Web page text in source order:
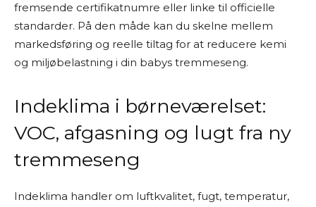
fremsende certifikatnumre eller linke til officielle
standarder. På den måde kan du skelne mellem
markedsføring og reelle tiltag for at reducere kemi
og miljøbelastning i din babys tremmeseng.
Indeklima i børneværelset:
VOC, afgasning og lugt fra ny
tremmeseng
Indeklima handler om luftkvalitet, fugt, temperatur,